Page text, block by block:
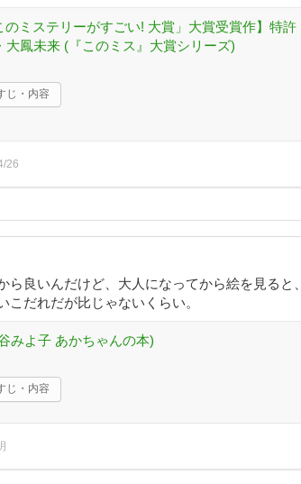
のミステリーがすごい! 大賞」大賞受賞作】特許
大鳳未来 (『このミス』大賞シリーズ)
じ・内容
26
良いんだけど、大人になってから絵を見ると、
だれだが比じゃないくらい。
みよ子 あかちゃんの本)
じ・内容